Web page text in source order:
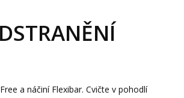
a náčiní Flexibar. Cvičte v pohodlí